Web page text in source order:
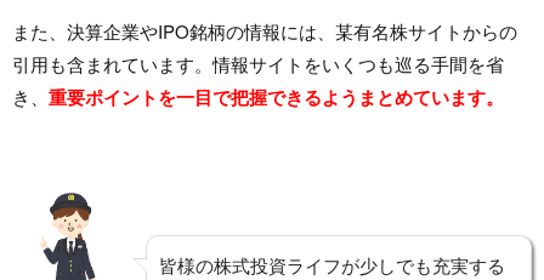
また、決算企業やIPO銘柄の情報には、某有名株サイトからの
引用も含まれています。情報サイトをいくつも巡る手間を省
き、 重要ポイントを一目で把握できるようまとめています。
皆様の株式投資ライフが少しでも充実する